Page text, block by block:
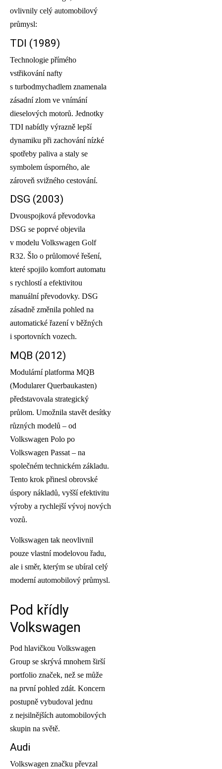
ovlivnily celý automobilový
průmysl:
TDI (1989)
Technologie přímého
vstřikování nafty
s turbodmychadlem znamenala
zásadní zlom ve vnímání
dieselových motorů. Jednotky
TDI nabídly výrazně lepší
dynamiku při zachování nízké
spotřeby paliva a staly se
symbolem úsporného, ale
zároveň svižného cestování.
DSG (2003)
Dvouspojková převodovka
DSG se poprvé objevila
v modelu Volkswagen Golf
R32. Šlo o průlomové řešení,
které spojilo komfort automatu
s rychlostí a efektivitou
manuální převodovky. DSG
zásadně změnila pohled na
automatické řazení v běžných
i sportovních vozech.
MQB (2012)
Modulární platforma MQB
(Modularer Querbaukasten)
představovala strategický
průlom. Umožnila stavět desítky
různých modelů – od
Volkswagen Polo po
Volkswagen Passat – na
společném technickém základu.
Tento krok přinesl obrovské
úspory nákladů, vyšší efektivitu
výroby a rychlejší vývoj nových
vozů.
Volkswagen tak neovlivnil
pouze vlastní modelovou řadu,
ale i směr, kterým se ubíral celý
moderní automobilový průmysl.
Pod křídly
Volkswagen
Pod hlavičkou Volkswagen
Group se skrývá mnohem širší
portfolio značek, než se může
na první pohled zdát. Koncern
postupně vybudoval jednu
z nejsilnějších automobilových
skupin na světě.
Audi
Volkswagen značku převzal